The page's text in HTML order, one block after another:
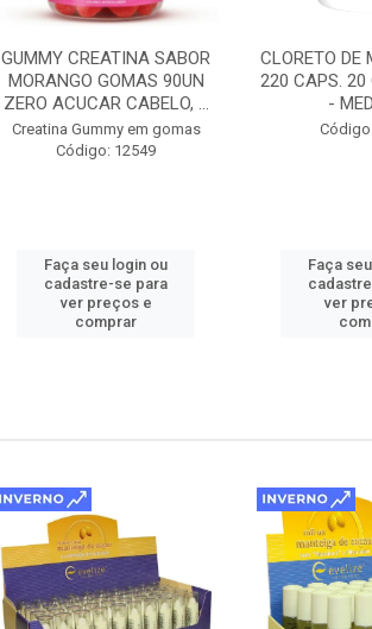
CLORETO DE MAGNESIO PA
220 CAPS. 20 CAPS GRATIS
- MEDINAL
Código: 12598
Faça seu login ou
cadastre-se para
ver preços e
comprar
ABS LADY
-
Faça
ver